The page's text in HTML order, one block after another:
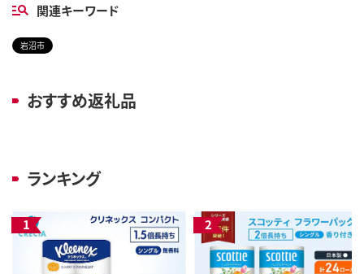
関連キーワード
岩沼市
おすすめ返礼品
ランキング